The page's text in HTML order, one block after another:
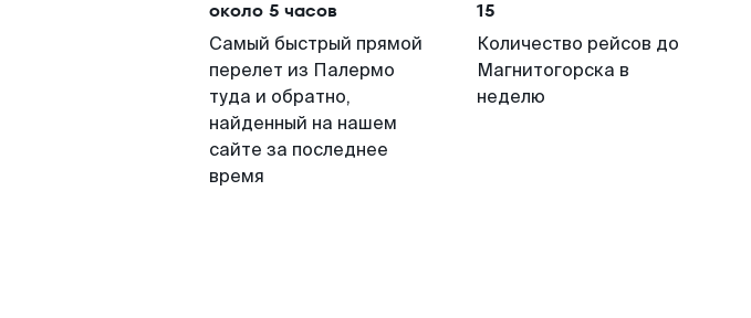
около 5 часов
Самый быстрый прямой
перелет из Палермо
туда и обратно,
найденный на нашем
сайте за последнее
время
15
Количество рейсов до
Магнитогорска в
неделю